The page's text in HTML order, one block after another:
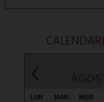
‹
LUN MAR MER